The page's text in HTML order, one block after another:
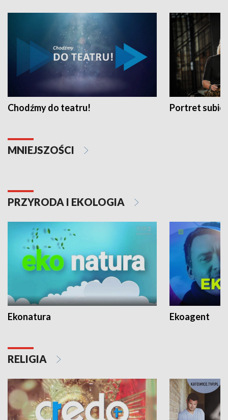
Chodźmy do teatru! Portret
MNIEJSZOŚCI
PRZYRODA I EKOLOGIA
Ekonatura Ekoagent
RELIGIA